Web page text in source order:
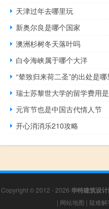
天津过年去哪里玩
新奥尔良是哪个国家
澳洲杉树冬天落叶吗
白令海峡属于哪个大洋
“辇致归来荷二圣”的出处是哪
瑞士苏黎世大学的留学费用
元宵节也是中国古代情人节
开心消消乐210攻略
Copyright © 2012 - 2026 华特建筑设
| 网站地图 | 疑难解